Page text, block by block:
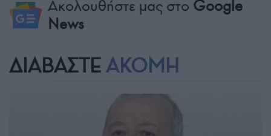
Ακολουθήστε μας στο Google
News
ΔΙΑΒΑΣΤΕ ΑΚΟΜΗ